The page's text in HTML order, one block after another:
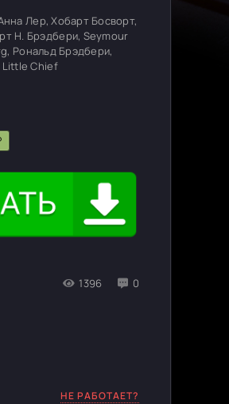
1396 0
Лер, Хобарт Босворт,
Н. Брэдбери, Seymour
Рональд Брэдбери,
Little Chief
НЕ РАБОТАЕТ?